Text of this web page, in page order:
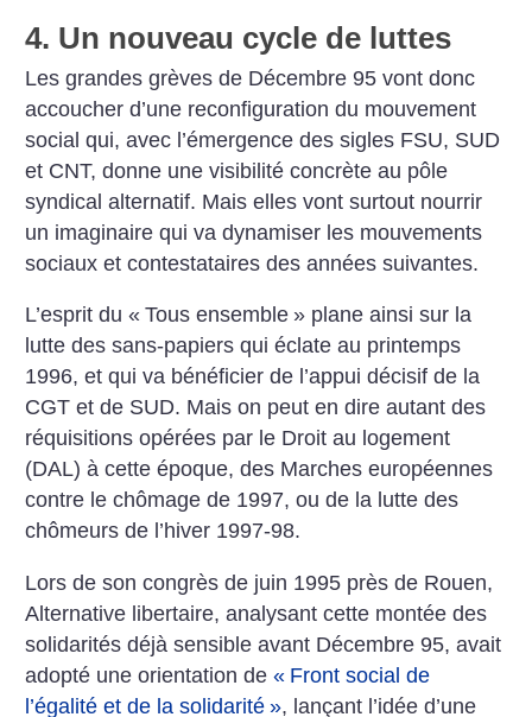
4. Un nouveau cycle de luttes
Les grandes grèves de Décembre 95 vont donc
accoucher d’une reconfiguration du mouvement
social qui, avec l’émergence des sigles FSU, SUD
et CNT, donne une visibilité concrète au pôle
syndical alternatif. Mais elles vont surtout nourrir
un imaginaire qui va dynamiser les mouvements
sociaux et contestataires des années suivantes.
L’esprit du « Tous ensemble » plane ainsi sur la
lutte des sans-papiers qui éclate au printemps
1996, et qui va bénéficier de l’appui décisif de la
CGT et de SUD. Mais on peut en dire autant des
réquisitions opérées par le Droit au logement
(DAL) à cette époque, des Marches européennes
contre le chômage de 1997, ou de la lutte des
chômeurs de l’hiver 1997-98.
Lors de son congrès de juin 1995 près de Rouen,
Alternative libertaire, analysant cette montée des
solidarités déjà sensible avant Décembre 95, avait
adopté une orientation de« Front social de
l’égalité et de la solidarité », lançant l’idée d’une